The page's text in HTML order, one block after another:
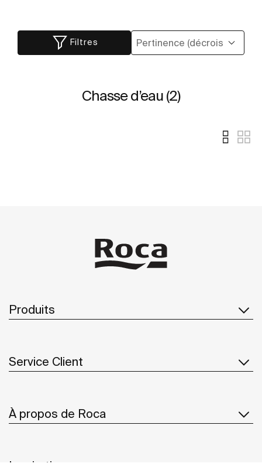
Filtres
Chasse d’eau (2)
Produits
Service Client
À propos de Roca
Inspiration